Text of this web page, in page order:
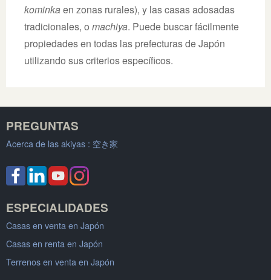
kominkaen zonas rurales), y las casas adosadas
tradicionales, o machiya. Puede buscar fácilmente
propiedades en todas las prefecturas de Japón
utilizando sus criterios específicos.
PREGUNTAS
Acerca de las akiyas : 空き家
ESPECIALIDADES
Casas en venta en Japón
Casas en renta en Japón
Terrenos en venta en Japón